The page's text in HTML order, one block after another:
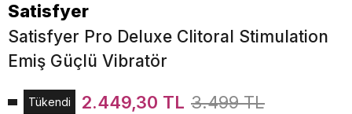
Satisfyer
Satisfyer Pro Deluxe Clitoral Stimulation
Emiş Güçlü Vibratör
Tükendi 2.449,30 TL 3.499 TL